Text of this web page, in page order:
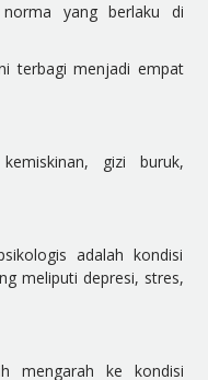
yang berlaku di
terbagi menjadi empat
gizi buruk,
adalah kondisi
meliputi depresi, stres,
mengarah ke kondisi